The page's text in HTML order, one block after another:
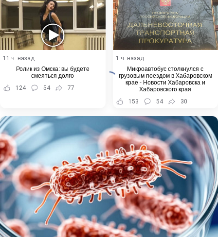
11 ч. назад
Ролик из Омска: вы будете
смеяться долго
124
54 77
1 ч. назад
Микроавтобус столкнулся с
грузовым поездом в Хабаровском
крае - Новости Хабаровска и
Хабаровского края
153
54 30